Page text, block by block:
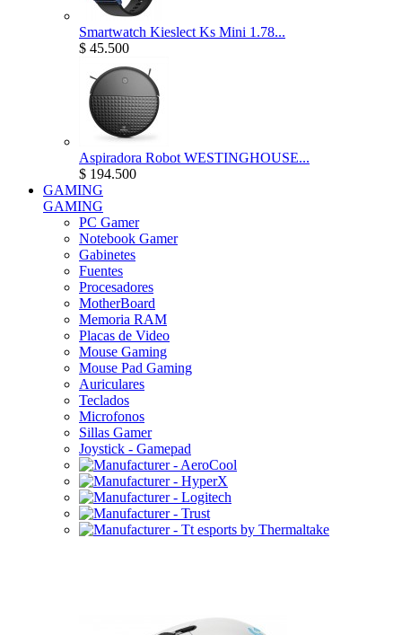
Smartwatch Kieslect Ks Mini 1.78...
$ 45.500
Aspiradora Robot WESTINGHOUSE...
$ 194.500
GAMING
GAMING
PC Gamer
Notebook Gamer
Gabinetes
Fuentes
Procesadores
MotherBoard
Memoria RAM
Placas de Video
Mouse Gaming
Mouse Pad Gaming
Auriculares
Teclados
Microfonos
Sillas Gamer
Joystick - Gamepad